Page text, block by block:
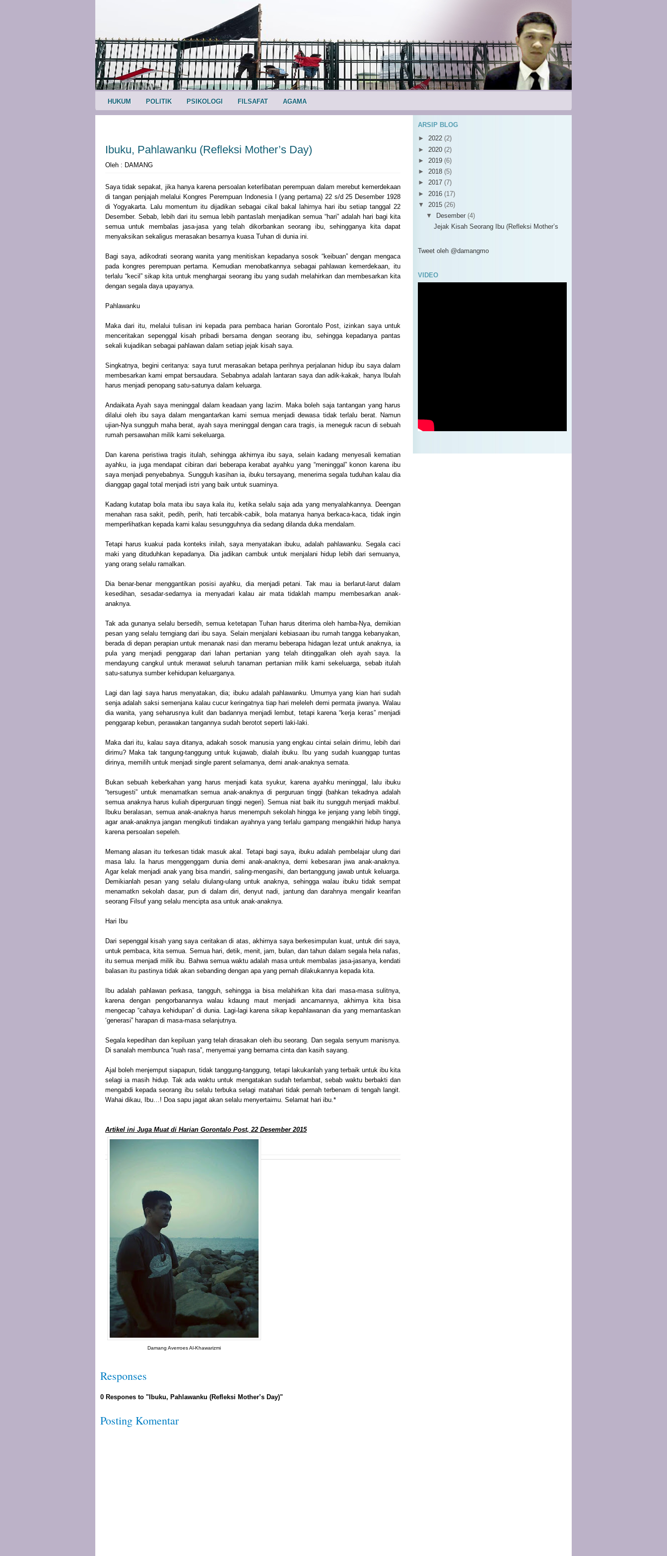
HUKUM POLITIK PSIKOLOGI FILSAFAT AGAMA
Ibuku, Pahlawanku (Refleksi Mother’s Day)
Oleh : DAMANG
Saya tidak sepakat, jika hanya karena persoalan keterlibatan perempuan dalam merebut kemerdekaan
di tangan penjajah melalui Kongres Perempuan Indonesia I (yang pertama) 22 s/d 25 Desember 1928
di Yogyakarta. Lalu momentum itu dijadikan sebagai cikal bakal lahirnya hari ibu setiap tanggal 22
Desember. Sebab, lebih dari itu semua lebih pantaslah menjadikan semua “hari” adalah hari bagi kita
semua untuk membalas jasa-jasa yang telah dikorbankan seorang ibu, sehingganya kita dapat
menyaksikan sekaligus merasakan besarnya kuasa Tuhan di dunia ini.
Bagi saya, adikodrati seorang wanita yang menitiskan kepadanya sosok “keibuan” dengan mengaca
pada kongres perempuan pertama. Kemudian menobatkannya sebagai pahlawan kemerdekaan, itu
terlalu “kecil” sikap kita untuk menghargai seorang ibu yang sudah melahirkan dan membesarkan kita
dengan segala daya upayanya.
Pahlawanku
Maka dari itu, melalui tulisan ini kepada para pembaca harian Gorontalo Post, izinkan saya untuk
menceritakan sepenggal kisah pribadi bersama dengan seorang ibu, sehingga kepadanya pantas
sekali kujadikan sebagai pahlawan dalam setiap jejak kisah saya.
Singkatnya, begini ceritanya: saya turut merasakan betapa perihnya perjalanan hidup ibu saya dalam
membesarkan kami empat bersaudara. Sebabnya adalah lantaran saya dan adik-kakak, hanya Ibulah
harus menjadi penopang satu-satunya dalam keluarga.
Andaikata Ayah saya meninggal dalam keadaan yang lazim. Maka boleh saja tantangan yang harus
dilalui oleh ibu saya dalam mengantarkan kami semua menjadi dewasa tidak terlalu berat. Namun
ujian-Nya sungguh maha berat, ayah saya meninggal dengan cara tragis, ia meneguk racun di sebuah
rumah persawahan milik kami sekeluarga.
Dan karena peristiwa tragis itulah, sehingga akhirnya ibu saya, selain kadang menyesali kematian
ayahku, ia juga mendapat cibiran dari beberapa kerabat ayahku yang “meninggal” konon karena ibu
saya menjadi penyebabnya. Sungguh kasihan ia, ibuku tersayang, menerima segala tuduhan kalau dia
dianggap gagal total menjadi istri yang baik untuk suaminya.
Kadang kutatap bola mata ibu saya kala itu, ketika selalu saja ada yang menyalahkannya. Deengan
menahan rasa sakit, pedih, perih, hati tercabik-cabik, bola matanya hanya berkaca-kaca, tidak ingin
memperlihatkan kepada kami kalau sesungguhnya dia sedang dilanda duka mendalam.
Tetapi harus kuakui pada konteks inilah, saya menyatakan ibuku, adalah pahlawanku. Segala caci
maki yang dituduhkan kepadanya. Dia jadikan cambuk untuk menjalani hidup lebih dari semuanya,
yang orang selalu ramalkan.
Dia benar-benar menggantikan posisi ayahku, dia menjadi petani. Tak mau ia berlarut-larut dalam
kesedihan, sesadar-sedarnya ia menyadari kalau air mata tidaklah mampu membesarkan anak-
anaknya.
Tak ada gunanya selalu bersedih, semua ketetapan Tuhan harus diterima oleh hamba-Nya, demikian
pesan yang selalu terngiang dari ibu saya. Selain menjalani kebiasaan ibu rumah tangga kebanyakan,
berada di depan perapian untuk menanak nasi dan meramu beberapa hidagan lezat untuk anaknya, ia
pula yang menjadi penggarap dari lahan pertanian yang telah ditinggalkan oleh ayah saya. Ia
mendayung cangkul untuk merawat seluruh tanaman pertanian milik kami sekeluarga, sebab itulah
satu-satunya sumber kehidupan keluarganya.
Lagi dan lagi saya harus menyatakan, dia; ibuku adalah pahlawanku. Umurnya yang kian hari sudah
senja adalah saksi semenjana kalau cucur keringatnya tiap hari meleleh demi permata jiwanya. Walau
dia wanita, yang seharusnya kulit dan badannya menjadi lembut, tetapi karena “kerja keras” menjadi
penggarap kebun, perawakan tangannya sudah berotot seperti laki-laki.
Maka dari itu, kalau saya ditanya, adakah sosok manusia yang engkau cintai selain dirimu, lebih dari
dirimu? Maka tak tangung-tanggung untuk kujawab, dialah ibuku. Ibu yang sudah kuanggap tuntas
dirinya, memilih untuk menjadi single parent selamanya, demi anak-anaknya semata.
Bukan sebuah keberkahan yang harus menjadi kata syukur, karena ayahku meninggal, lalu ibuku
“tersugesti” untuk menamatkan semua anak-anaknya di perguruan tinggi (bahkan tekadnya adalah
semua anaknya harus kuliah diperguruan tinggi negeri). Semua niat baik itu sungguh menjadi makbul.
Ibuku beralasan, semua anak-anaknya harus menempuh sekolah hingga ke jenjang yang lebih tinggi,
agar anak-anaknya jangan mengikuti tindakan ayahnya yang terlalu gampang mengakhiri hidup hanya
karena persoalan sepeleh.
Memang alasan itu terkesan tidak masuk akal. Tetapi bagi saya, ibuku adalah pembelajar ulung dari
masa lalu. Ia harus menggenggam dunia demi anak-anaknya, demi kebesaran jiwa anak-anaknya.
Agar kelak menjadi anak yang bisa mandiri, saling-mengasihi, dan bertanggung jawab untuk keluarga.
Demikianlah pesan yang selalu diulang-ulang untuk anaknya, sehingga walau ibuku tidak sempat
menamatkn sekolah dasar, pun di dalam diri, denyut nadi, jantung dan darahnya mengalir kearifan
seorang Filsuf yang selalu mencipta asa untuk anak-anaknya.
Hari Ibu
Dari sepenggal kisah yang saya ceritakan di atas, akhirnya saya berkesimpulan kuat, untuk diri saya,
untuk pembaca, kita semua. Semua hari, detik, menit, jam, bulan, dan tahun dalam segala hela nafas,
itu semua menjadi milik ibu. Bahwa semua waktu adalah masa untuk membalas jasa-jasanya, kendati
balasan itu pastinya tidak akan sebanding dengan apa yang pernah dilakukannya kepada kita.
Ibu adalah pahlawan perkasa, tangguh, sehingga ia bisa melahirkan kita dari masa-masa sulitnya,
karena dengan pengorbanannya walau kdaung maut menjadi ancamannya, akhirnya kita bisa
mengecap “cahaya kehidupan” di dunia. Lagi-lagi karena sikap kepahlawanan dia yang memantaskan
‘generasi” harapan di masa-masa selanjutnya.
Segala kepedihan dan kepiluan yang telah dirasakan oleh ibu seorang. Dan segala senyum manisnya.
Di sanalah membunca “ruah rasa”, menyemai yang bernama cinta dan kasih sayang.
Ajal boleh menjemput siapapun, tidak tanggung-tanggung, tetapi lakukanlah yang terbaik untuk ibu kita
selagi ia masih hidup. Tak ada waktu untuk mengatakan sudah terlambat, sebab waktu berbakti dan
mengabdi kepada seorang ibu selalu terbuka selagi matahari tidak pernah terbenam di tengah langit.
Wahai dikau, Ibu…! Doa sapu jagat akan selalu menyertaimu. Selamat hari ibu.*
Artikel ini Juga Muat di Harian Gorontalo Post, 22 Desember 2015
Damang Averroes Al-Khawarizmi
Responses
0 Respones to "Ibuku, Pahlawanku (Refleksi Mother’s Day)"
Posting Komentar
ARSIP BLOG
► 2022 (2)
► 2020 (2)
► 2019 (6)
► 2018 (5)
► 2017 (7)
► 2016 (17)
▼ 2015 (26)
▼
Desember (4)
Jejak Kisah Seorang Ibu (Refleksi Mother’s
Ibuku, Pahlawanku (Refleksi Mother’s Day)
Tweet oleh @damangmo
VIDEO